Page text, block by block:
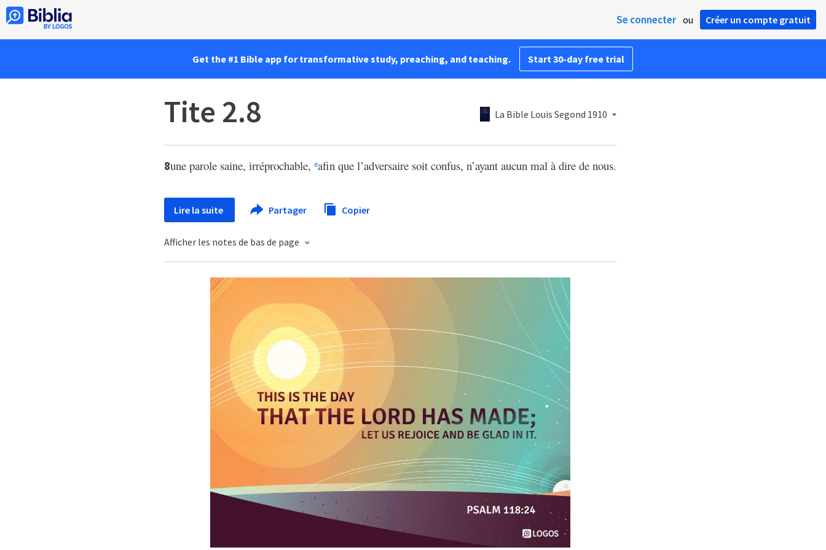
Se connecter ou Créer un compte gratuit
Get the #1 Bible app for transformative study, preaching, and teaching. Start 30-day free trial
Tite 2.8 La Bible Louis Segond 1910
8une parole saine, irréprochable, eafin que l’adversaire soit confus, n’ayant aucun mal à dire de nous.
Lire la suite Partager Copier
Afficher les notes de bas de page